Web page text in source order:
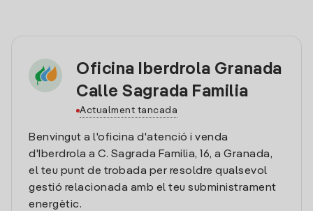
Oficina Iberdrola Granada
Calle Sagrada Familia
Actualment tancada
Benvingut a l'oficina d'atenció i venda
d'Iberdrola a C. Sagrada Familia, 16, a Granada,
el teu punt de trobada per resoldre qualsevol
gestió relacionada amb el teu subministrament
energètic.